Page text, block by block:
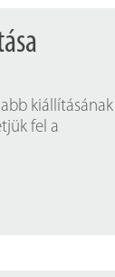
kiállításának
fel a